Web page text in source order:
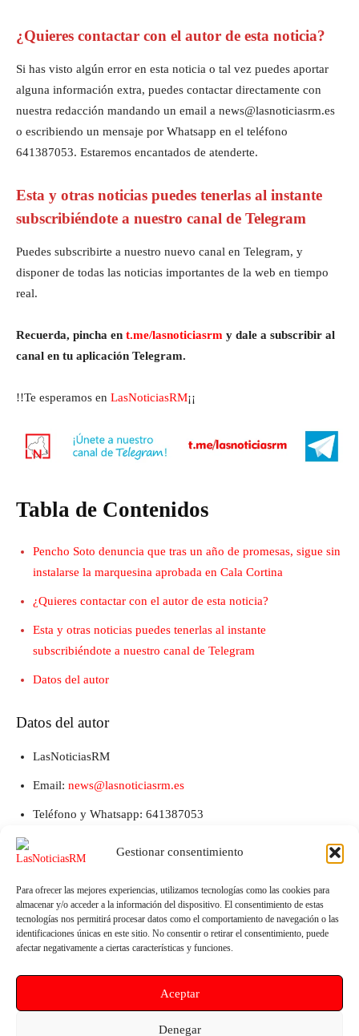
Gestionar consentimiento
Para ofrecer las mejores experiencias, utilizamos tecnologías como las cookies para
almacenar y/o acceder a la información del dispositivo. El consentimiento de estas
tecnologías nos permitirá procesar datos como el comportamiento de navegación o las
identificaciones únicas en este sitio. No consentir o retirar el consentimiento, puede
afectar negativamente a ciertas características y funciones.
Aceptar
Denegar
¿Quieres contactar con el autor de esta noticia?
Si has visto algún error en esta noticia o tal vez puedes aportar
alguna información extra, puedes contactar directamente con
nuestra redacción mandando un email a news@lasnoticiasrm.es
o escribiendo un mensaje por Whatsapp en el teléfono
641387053. Estaremos encantados de atenderte.
Esta y otras noticias puedes tenerlas al instante
subscribiéndote a nuestro canal de Telegram
Puedes subscribirte a nuestro nuevo canal en Telegram, y
disponer de todas las noticias importantes de la web en tiempo
real.
Recuerda, pincha en t.me/lasnoticiasrm y dale a subscribir al
canal en tu aplicación Telegram.
!!Te esperamos en LasNoticiasRM¡¡
Tabla de Contenidos
Pencho Soto denuncia que tras un año de promesas, sigue sin
instalarse la marquesina aprobada en Cala Cortina
¿Quieres contactar con el autor de esta noticia?
Esta y otras noticias puedes tenerlas al instante
subscribiéndote a nuestro canal de Telegram
Datos del autor
Datos del autor
LasNoticiasRM
Email: news@lasnoticiasrm.es
Teléfono y Whatsapp: 641387053
La leyenda roja
Los empresarios de La